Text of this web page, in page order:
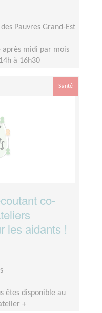
Pauvres Grand-Est
après midi par mois
à 16h30
Santé
co-
les aidants !
êtes disponible au
+